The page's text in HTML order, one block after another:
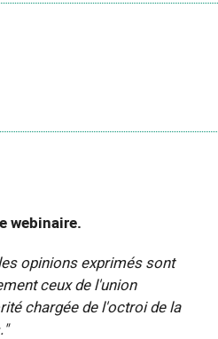
webinaire.
opinions exprimés sont
ceux de l'union
chargée de l'octroi de la